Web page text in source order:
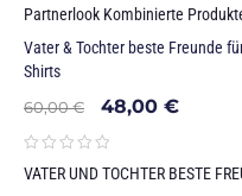
Partnerlook Kombinierte
Vater & Tochter beste Freunde
Shirts
60,00€ 48,00 €
VATER UND TOCHTER BESTE